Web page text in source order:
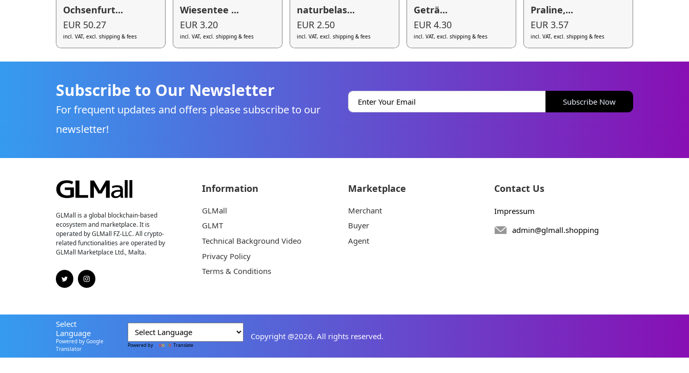
Ochsenfurt...
EUR 50.27
incl. VAT, excl. shipping & fees
Wiesentee ...
EUR 3.20
incl. VAT, excl. shipping & fees
naturbelas...
EUR 2.50
incl. VAT, excl. shipping & fees
Geträ...
EUR 4.30
incl. VAT, excl. shipping & fees
Praline,...
EUR 3.57
incl. VAT, excl. shipping & fees
Subscribe to Our Newsletter
For frequent updates and offers please subscribe to our
newsletter!
Subscribe Now
GLMall is a global blockchain-based
ecosystem and marketplace. It is
operated by GLMall FZ-LLC. All crypto-
related functionalities are operated by
GLMall Marketplace Ltd., Malta.
Information
GLMall
GLMT
Technical Background Video
Privacy Policy
Terms & Conditions
Marketplace
Merchant
Buyer
Agent
Contact Us
Impressum
admin@glmall.shopping
Select
Language
Powered by Google
Translator
Powered by Translate
Copyright @2026. All rights reserved.